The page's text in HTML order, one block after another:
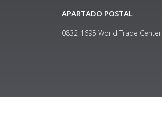
APARTADO POSTAL
0832-1695 World Trade Center